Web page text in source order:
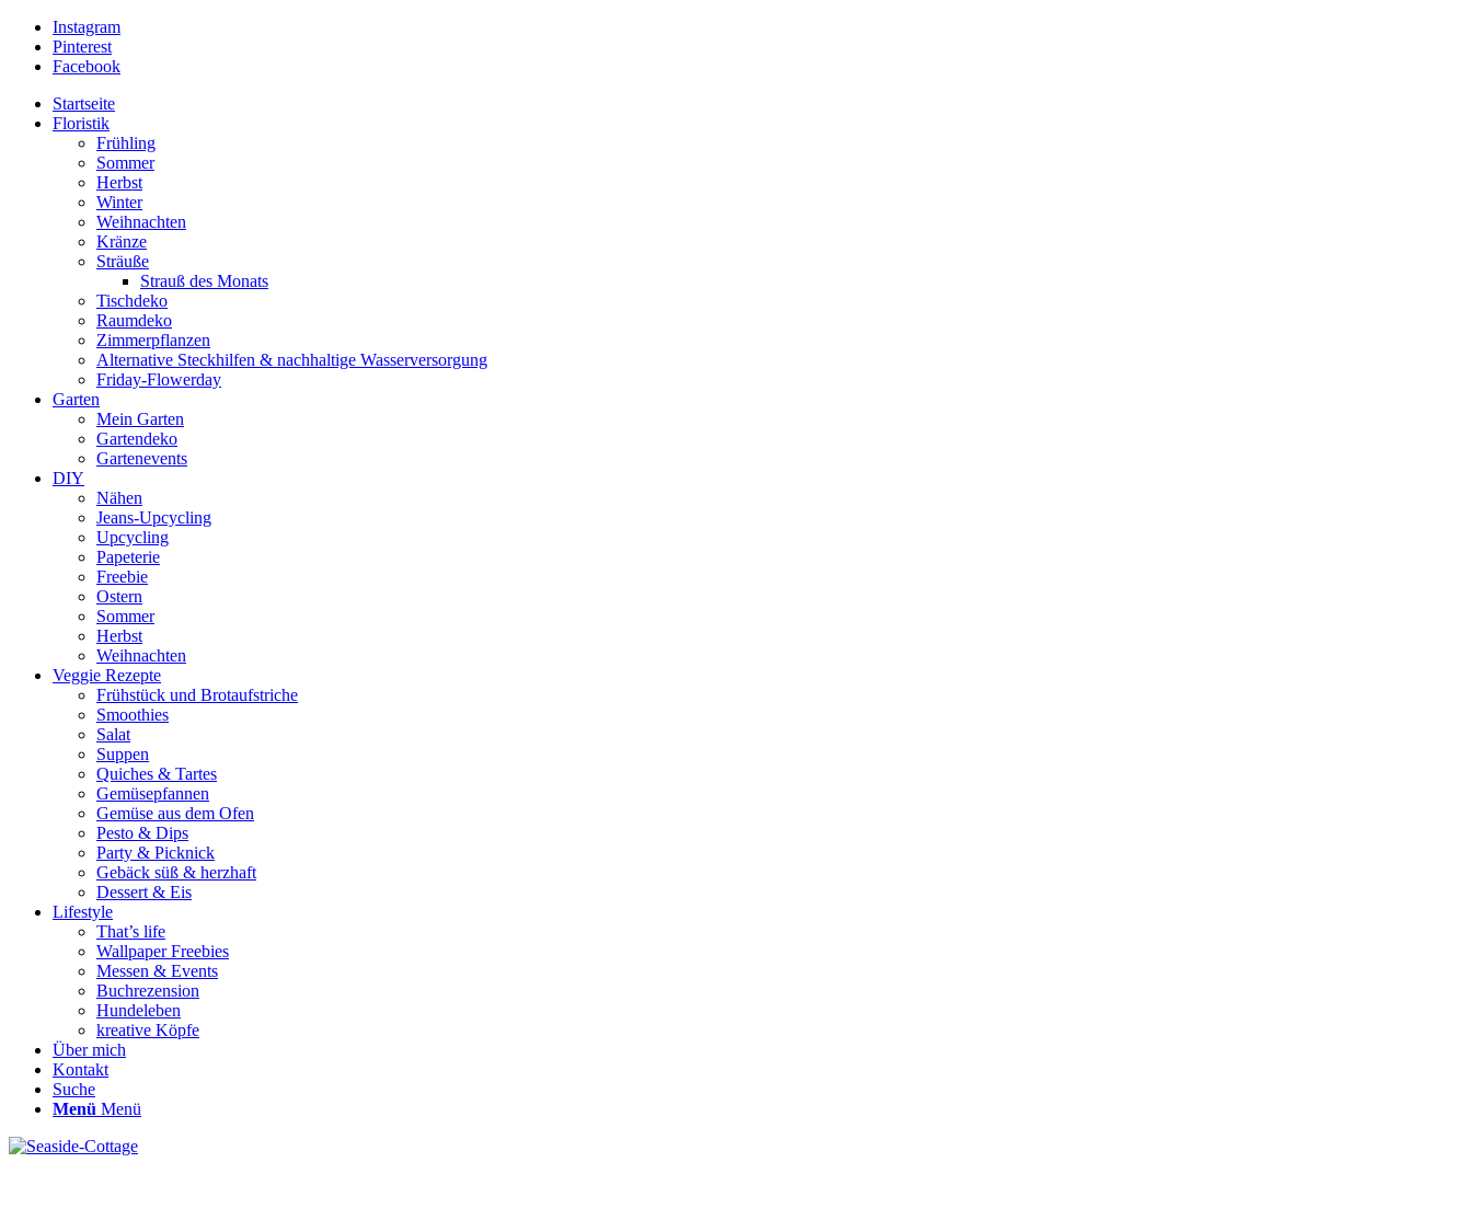
Instagram
Pinterest
Facebook
Startseite
Floristik
Frühling
Sommer
Herbst
Winter
Weihnachten
Kränze
Sträuße
Strauß des Monats
Tischdeko
Raumdeko
Zimmerpflanzen
Alternative Steckhilfen & nachhaltige Wasserversorgung
Friday-Flowerday
Garten
Mein Garten
Gartendeko
Gartenevents
DIY
Nähen
Jeans-Upcycling
Upcycling
Papeterie
Freebie
Ostern
Sommer
Herbst
Weihnachten
Veggie Rezepte
Frühstück und Brotaufstriche
Smoothies
Salat
Suppen
Quiches & Tartes
Gemüsepfannen
Gemüse aus dem Ofen
Pesto & Dips
Party & Picknick
Gebäck süß & herzhaft
Dessert & Eis
Lifestyle
That’s life
Wallpaper Freebies
Messen & Events
Buchrezension
Hundeleben
kreative Köpfe
Über mich
Kontakt
Suche
Menü Menü